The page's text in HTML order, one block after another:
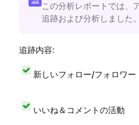
この分析レポートでは、
追跡および分析しました。
追跡内容:
新しいフォロー/フォロワー
いいね＆コメントの活動